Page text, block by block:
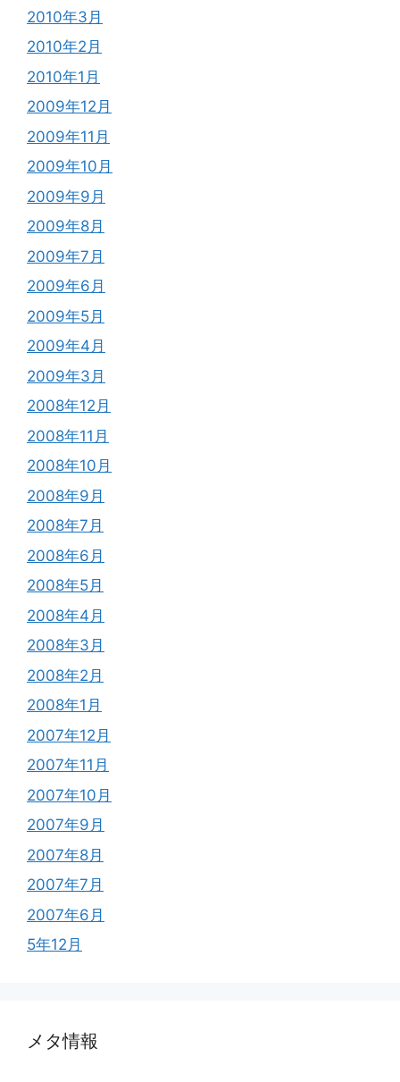
2010年3月
2010年2月
2010年1月
2009年12月
2009年11月
2009年10月
2009年9月
2009年8月
2009年7月
2009年6月
2009年5月
2009年4月
2009年3月
2008年12月
2008年11月
2008年10月
2008年9月
2008年7月
2008年6月
2008年5月
2008年4月
2008年3月
2008年2月
2008年1月
2007年12月
2007年11月
2007年10月
2007年9月
2007年8月
2007年7月
2007年6月
5年12月
メタ情報